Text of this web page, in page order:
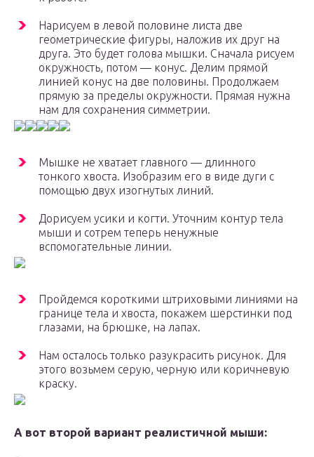
Нарисуем в левой половине листа две
геометрические фигуры, наложив их друг на
друга. Это будет голова мышки. Сначала рисуем
окружность, потом — конус. Делим прямой
линией конус на две половины. Продолжаем
прямую за пределы окружности. Прямая нужна
нам для сохранения симметрии.
Мышке не хватает главного — длинного
тонкого хвоста. Изобразим его в виде дуги с
помощью двух изогнутых линий.
Дорисуем усики и когти. Уточним контур тела
мыши и сотрем теперь ненужные
вспомогательные линии.
Пройдемся короткими штриховыми линиями на
границе тела и хвоста, покажем шерстинки под
глазами, на брюшке, на лапах.
Нам осталось только разукрасить рисунок. Для
этого возьмем серую, черную или коричневую
краску.
А вот второй вариант реалистичной мыши: